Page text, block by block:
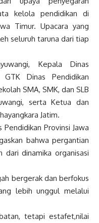
kelola pendidikan di
Timur. Upacara yang
seluruh taruna dari tiap
Kepala Dinas
GTK Dinas Pendidikan
SMA, SMK, dan SLB
serta Ketua dan
Jatim.
Provinsi Jawa
bahwa pergantian
dari dinamika organisasi
bergerak dan berfokus
lebih unggul melalui
tetapi estafet,nilai